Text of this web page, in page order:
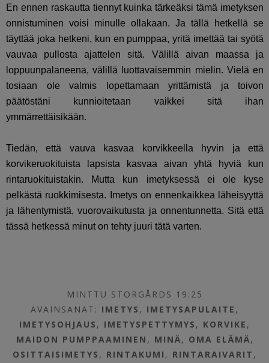
En ennen raskautta tiennyt kuinka tärkeäksi tämä imetyksen
onnistuminen voisi minulle ollakaan. Ja tällä hetkellä se
täyttää joka hetkeni, kun en pumppaa, yritä imettää tai syötä
vauvaa pullosta ajattelen sitä. Välillä aivan maassa ja
loppuunpalaneena, välillä luottavaisemmin mielin. Vielä en
tosiaan ole valmis lopettamaan yrittämistä ja toivon
päätöstäni kunnioitetaan vaikkei sitä ihan
ymmärrettäisikään.
Tiedän, että vauva kasvaa korvikkeella hyvin ja että
korvikeruokituista lapsista kasvaa aivan yhtä hyviä kun
rintaruokituistakin. Mutta kun imetyksessä ei ole kyse
pelkästä ruokkimisesta. Imetys on ennenkaikkea läheisyyttä
ja lähentymistä, vuorovaikutusta ja onnentunnetta. Sitä että
tässä hetkessä minut on tehty juuri tätä varten.
MINTTU STORGÅRDS 19:25
AVAINSANAT: IMETYS , IMETYSAPULAITE ,
IMETYSOHJAUS , IMETYSPETTYMYS , KORVIKE ,
MAIDON PUMPPAAMINEN , MINÄ, OMA ELÄMÄ,
OSITTAISIMETYS , RINTAKUMI , RINTARAIVARIT ,